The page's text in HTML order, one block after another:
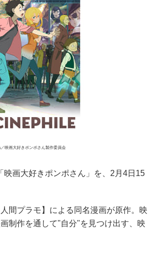
映画大好きポンポさん製作委員会
画大好きポンポさん」を、2月4日15
間プラモ】による同名漫画が原作。映
制作を通して"自分"を見つけ出す、映